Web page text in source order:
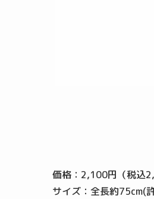
価格：2,100円（税込
サイズ：全長約75cm(